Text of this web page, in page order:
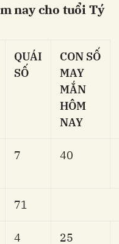
nay cho tuổi Tý
QUÁI
SỐ
CON SỐ
MAY
MẮN
HÔM
NAY
7 40
71
4 25